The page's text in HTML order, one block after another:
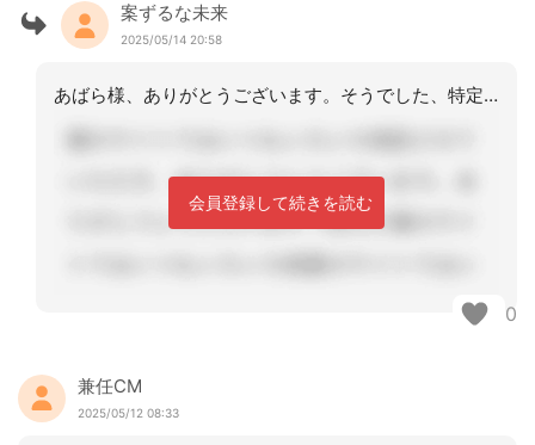
案ずるな未来
2025/05/14 20:58
あばら様、ありがとうございます。そうでした、特定とってませんもね💦ご意見ありがと
会員登録して続きを読む
0
兼任CM
2025/05/12 08:33